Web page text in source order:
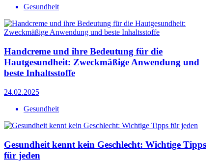
Gesundheit
Handcreme und ihre Bedeutung für die
Hautgesundheit: Zweckmäßige Anwendung und
beste Inhaltsstoffe
24.02.2025
Gesundheit
Gesundheit kennt kein Geschlecht: Wichtige Tipps
für jeden